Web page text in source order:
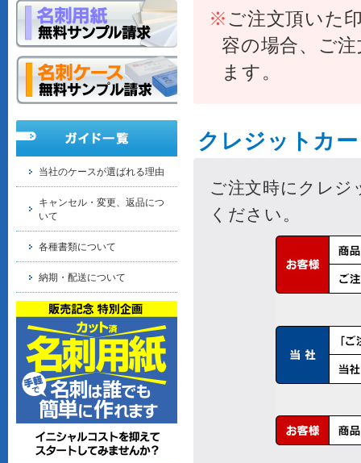
当社のケースが選ばれる理由
キャンセル・変更、返品につ
いて
各種書類について
納期・配送について